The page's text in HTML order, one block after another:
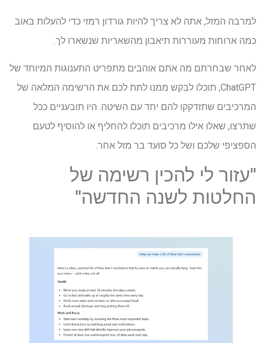
למרבה המזל, אתה לא צריך להיות גורדון רמזי כדי להעלות באוב
כמה ארוחות מעוררות תיאבון מהשאריות שנשארו לך.
לאחר שבחרתם מה אתם אוהבים מתפריט התענוגות המיוחד של
ChatGPT, תוכלו לבקש ממנו לתת לכם את הרשימה המלאה של
המרכיבים שתזדקקו להם יחד עם השיטה. היו תובעניים ככל
שתרצו, שאלו אילו מרכיבים תוכלו להחליף או להוסיף לטעם
הספציפי שלכם ושל כל סועד בר מזל אחר.
"עזור לי להכין רשימה של
החלטות לשנה החדשה"